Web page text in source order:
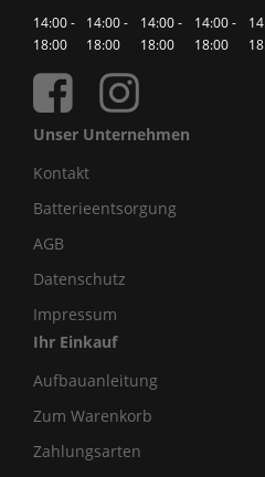
14:00 -
18:00
14:00 -
18:00
14:00 -
18:00
14:00 -
18:00
Unser Unternehmen
Kontakt
Batterieentsorgung
AGB
Datenschutz
Impressum
Ihr Einkauf
Aufbauanleitung
Zum Warenkorb
Zahlungsarten